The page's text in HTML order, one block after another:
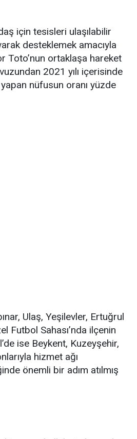
için tesisleri ulaşılabilir
desteklemek amacıyla
Toto’nun ortaklaşa hareket
2021 yılı içerisinde
nüfusun oranı yüzde
Ulaş, Yeşilevler, Ertuğrul
Futbol Sahası’nda ilçenin
ise Beykent, Kuzeyşehir,
hizmet ağı
önemli bir adım atılmış